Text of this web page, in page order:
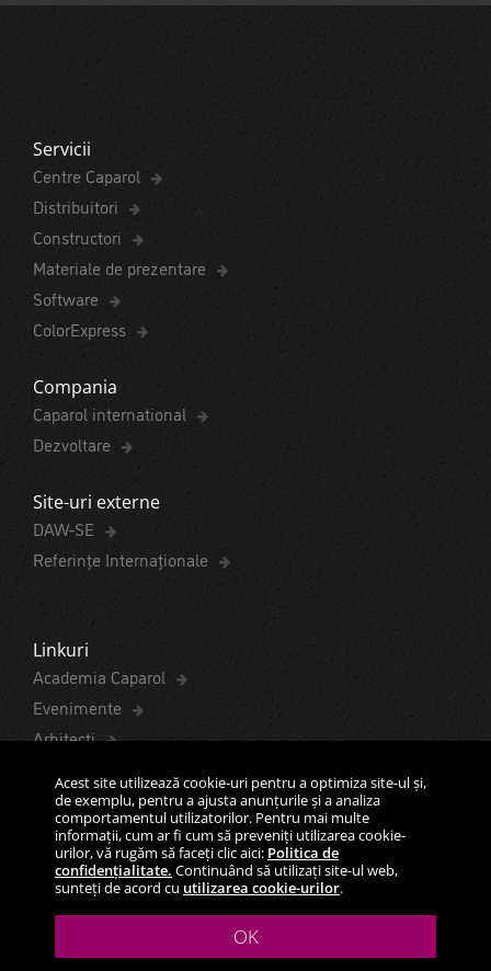
Servicii
Centre Caparol
Distribuitori
Constructori
Materiale de prezentare
Software
ColorExpress
Compania
Caparol international
Dezvoltare
Site-uri externe
DAW-SE
Referințe Internaționale
Linkuri
Academia Caparol
Evenimente
Arhitecți
Spaţii pentru sănătate
Documentații
Documente de conformitate
Fișe cu date de securitate
Colecția Info "Caparol Club"
Acest site utilizează cookie-uri pentru a optimiza site-ul și,
de exemplu, pentru a ajusta anunțurile și a analiza
comportamentul utilizatorilor. Pentru mai multe
informații, cum ar fi cum să preveniți utilizarea cookie-
urilor, vă rugăm să faceți clic aici: Politica de
confidențialitate. Continuând să utilizați site-ul web,
sunteți de acord cu utilizarea cookie-urilor.
OK